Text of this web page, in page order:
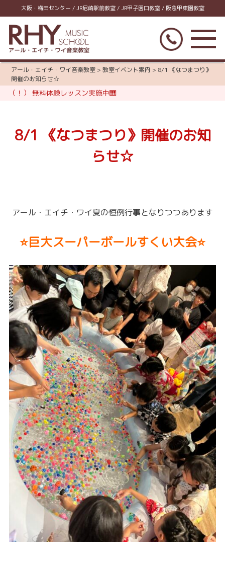
大阪・梅田センター / JR尼崎駅前教室 / JR甲子園口教室 / 阪急甲東園教室
アール・エイチ・ワイ音楽教室 >教室イベント案内 > 8/1 《なつまつり》
開催のお知らせ☆
（！） 無料体験レッスン実施中🎹
8/1 《なつまつり》開催のお知
らせ☆
アール・エイチ・ワイ夏の恒例行事となりつつあります
⭐巨大スーパーボールすくい大会⭐